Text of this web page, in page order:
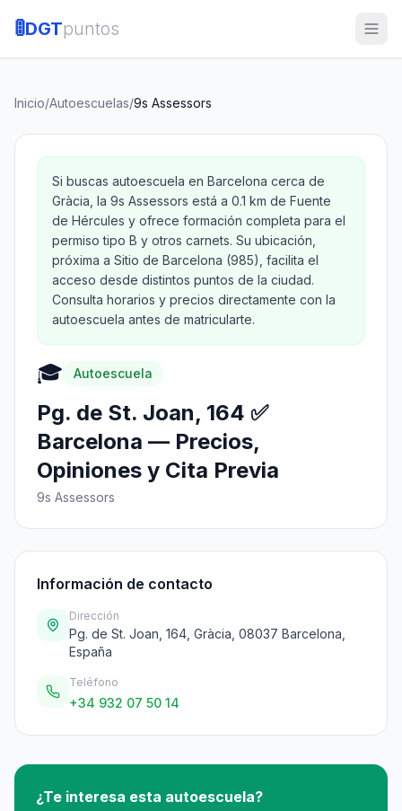
🚦DGTpuntos
Inicio/Autoescuelas/9s Assessors
Si buscas autoescuela en Barcelona cerca de
Gràcia, la 9s Assessors está a 0.1 km de Fuente
de Hércules y ofrece formación completa para el
permiso tipo B y otros carnets. Su ubicación,
próxima a Sitio de Barcelona (985), facilita el
acceso desde distintos puntos de la ciudad.
Consulta horarios y precios directamente con la
autoescuela antes de matricularte.
🎓 Autoescuela
Pg. de St. Joan, 164 ✅
Barcelona — Precios,
Opiniones y Cita Previa
9s Assessors
Información de contacto
Dirección
Pg. de St. Joan, 164, Gràcia, 08037 Barcelona,
España
Teléfono
+34 932 07 50 14
¿Te interesa esta autoescuela?